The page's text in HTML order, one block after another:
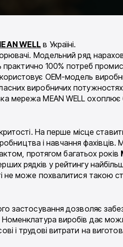
WELLв Україні.
Модельний ряд
100% потреб
OEM-модель
виробничих потужностях
мережа MEAN WELL охоплює
На перше місце
і навчання
протягом багатьох років
рядків у рейтингу
може похвалитися такою
застосування дозволяє
виробів дає
і трудові витрати на